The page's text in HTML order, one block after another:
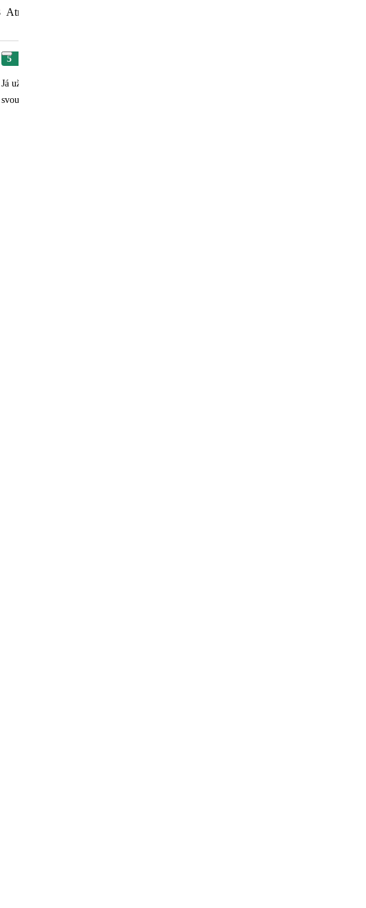
Atrakce v okolí
5
Já už tam byl loni. Věděl jsem kam jedu. Služby delegáta (delegátky) jsem nevyužíval. Ale
svou práci.